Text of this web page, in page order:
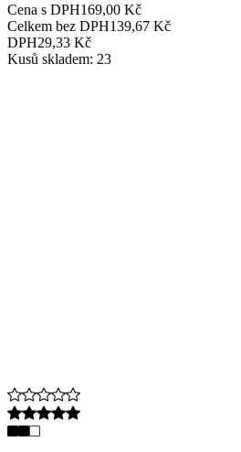
Cena s DPH169,00 Kč
Celkem bez DPH139,67 Kč
DPH29,33 Kč
Kusů skladem: 23